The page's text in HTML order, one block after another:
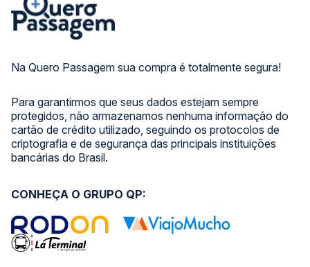
Na Quero Passagem sua compra é totalmente segura!
Para garantirmos que seus dados estejam sempre
protegidos, não armazenamos nenhuma informação do
cartão de crédito utilizado, seguindo os protocolos de
criptografia e de segurança das principais instituições
bancárias do Brasil.
CONHEÇA O GRUPO QP: